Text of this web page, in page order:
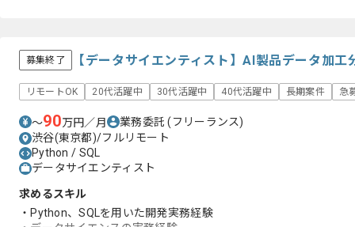
募集終了 【データサイエンティスト】AI製品データ加
リモートOK 20代活躍中 30代活躍中 40代活躍中 長期案件 急
〜90万円／月 業務委託(フリーランス)
渋谷(東京都)/フルリモート
Python / SQL
データサイエンティスト
求めるスキル
・Python、SQLを用いた開発実務経験